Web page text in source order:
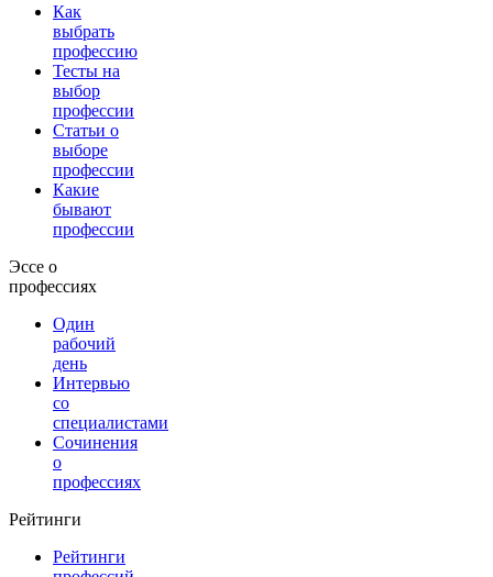
Как
выбрать
профессию
Тесты на
выбор
профессии
Статьи о
выборе
профессии
Какие
бывают
профессии
Эссе о
профессиях
Один
рабочий
день
Интервью
со
специалистами
Сочинения
о
профессиях
Рейтинги
Рейтинги